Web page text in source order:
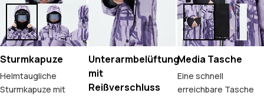
Sturmkapuze
Helmtaugliche
Sturmkapuze mit
Unterarmbelüftung
mit
Reißverschluss
Media Tasche
Eine schnell
erreichbare Tasche